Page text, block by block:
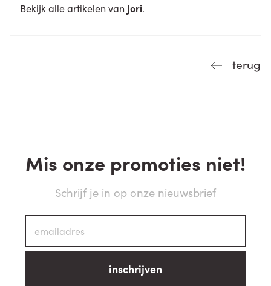
Bekijk alle artikelen van Jori.
terug
Mis onze promoties niet!
Schrijf je in op onze nieuwsbrief
inschrijven